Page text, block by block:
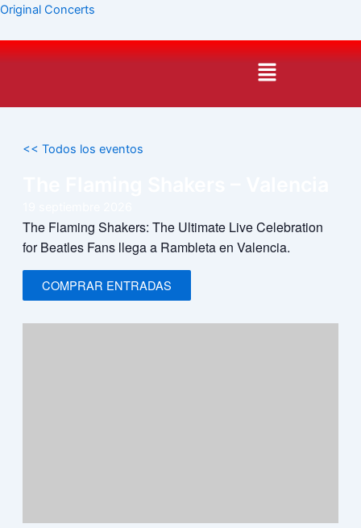
Ir
contenido
Original Concerts
Menú
<< Todos los eventos
The Flaming Shakers: The Ultimate Live Celebration
for Beatles Fans llega a Rambleta en Valencia.
COMPRAR ENTRADAS